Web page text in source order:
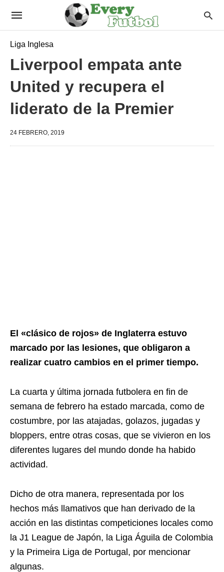
Liga Inglesa
Liverpool empata ante
United y recupera el
liderato de la Premier
24 FEBRERO, 2019
El «clásico de rojos» de Inglaterra estuvo
marcado por las lesiones, que obligaron a
realizar cuatro cambios en el primer tiempo.
La cuarta y última jornada futbolera en fin de
semana de febrero ha estado marcada, como de
costumbre, por las atajadas, golazos, jugadas y
bloppers, entre otras cosas, que se vivieron en los
diferentes lugares del mundo donde ha habido
actividad.
Dicho de otra manera, representada por los
hechos más llamativos que han derivado de la
acción en las distintas competiciones locales como
la J1 League de Japón, la Liga Águila de Colombia
y la Primeira Liga de Portugal, por mencionar
algunas.